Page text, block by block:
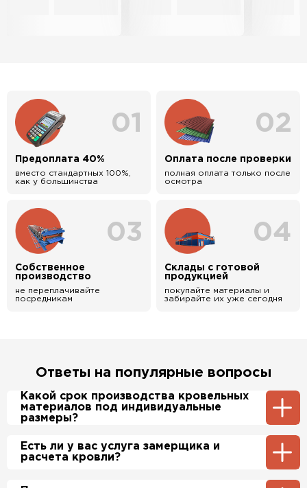
01
Предоплата 40%
вместо стандартных 100%,
как у большинства
02
Оплата после проверки
полная оплата только после
осмотра
03
Собственное
производство
не переплачивайте
посредникам
04
Склады с готовой
продукцией
покупайте материалы и
забирайте их уже сегодня
Ответы на популярные вопросы
Какой срок производства кровельных
материалов под индивидуальные
размеры?
Примерный срок производства
металлочерепицы и профнастила 1-2 дня.
Производственные мощности позволяют нам
Есть ли у вас услуга замерщика и
расчета кровли?